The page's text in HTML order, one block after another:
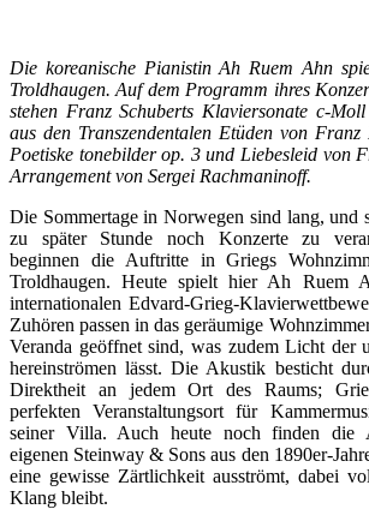
Die koreanische Pianistin Ah Ruem Ahn
Troldhaugen. Auf dem Programm ihres
stehen Franz Schuberts Klaviersonate c-
aus den Transzendentalen Etüden von
Poetiske tonebilder op. 3 und Liebesleid von
Arrangement von Sergei Rachmaninoff.
Die Sommertage in Norwegen sind lang, und
zu später Stunde noch Konzerte zu
beginnen die Auftritte in Griegs
Troldhaugen. Heute spielt hier Ah Ruem
internationalen Edvard-Grieg-
Zuhören passen in das geräumige
Veranda geöffnet sind, was zudem Licht der
hereinströmen lässt. Die Akustik besticht
Direktheit an jedem Ort des Raums;
perfekten Veranstaltungsort für
seiner Villa. Auch heute noch finden die
eigenen Steinway & Sons aus den 1890er-
eine gewisse Zärtlichkeit ausströmt, dabei
Klang bleibt.